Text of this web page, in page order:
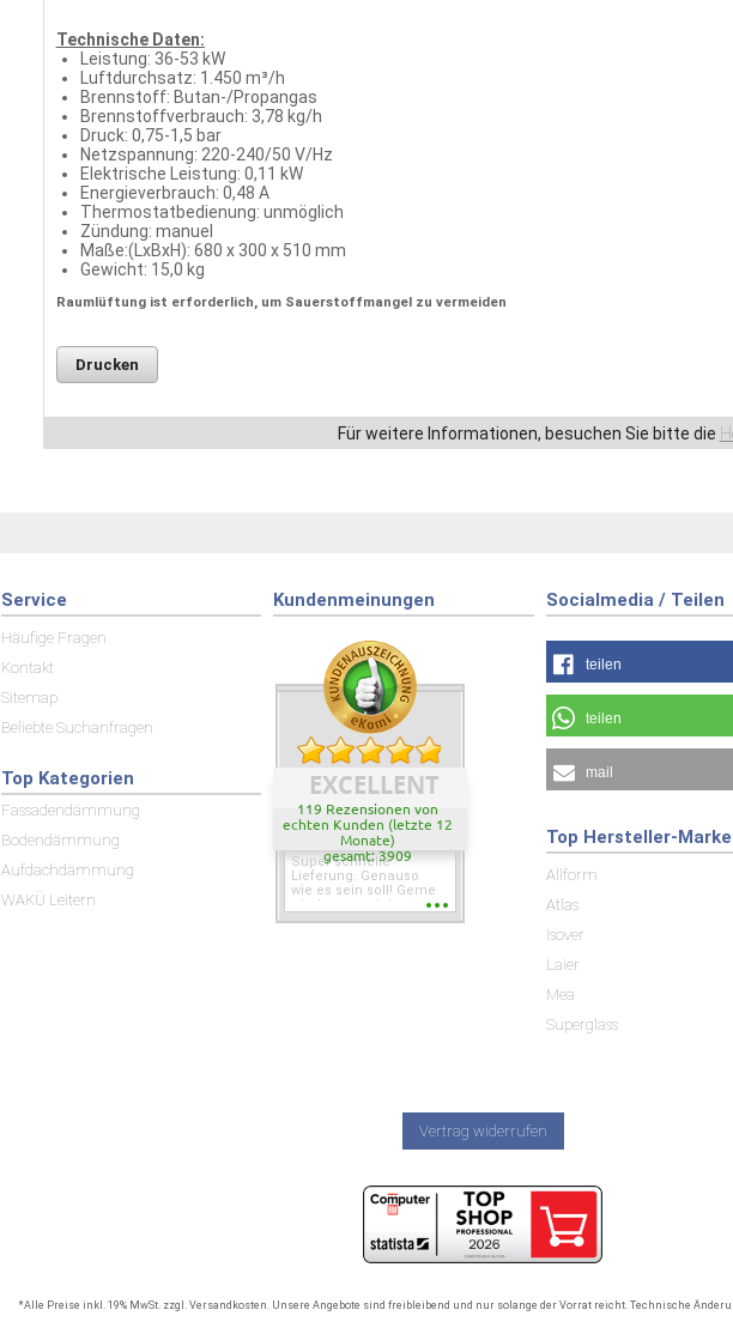
Technische Daten:
Leistung: 36-53 kW
Luftdurchsatz: 1.450 m³/h
Brennstoff: Butan-/Propangas
Brennstoffverbrauch: 3,78 kg/h
Druck: 0,75-1,5 bar
Netzspannung: 220-240/50 V/Hz
Elektrische Leistung: 0,11 kW
Energieverbrauch: 0,48 A
Thermostatbedienung: unmöglich
Zündung: manuel
Maße:(LxBxH): 680 x 300 x 510 mm
Gewicht: 15,0 kg
Raumlüftung ist erforderlich, um Sauerstoffmangel zu vermeiden
Drucken
Für weitere Informationen, besuchen Sie bitte die
Service
Häufige Fragen
Kontakt
Sitemap
Beliebte Suchanfragen
Top Kategorien
Fassadendämmung
Bodendämmung
Aufdachdämmung
WAKÜ Leitern
Kundenmeinungen
EXCELLENT
119 Rezensionen von
echten Kunden (letzte 12
Monate)
gesamt: 3909
Super schnelle
Lieferung. Genauso
wie es sein soll! Gerne
wieder wenn ich was
Socialmedia / Teilen
teilen
teilen
mail
Top Hersteller-
Allform
Atlas
Isover
Laier
Mea
Superglass
Vertrag widerrufen
*Alle Preise inkl. 19% MwSt. zzgl. Versandkosten. Unsere Angebote sind freibleibend und nur solange der Vorrat reicht. Technische